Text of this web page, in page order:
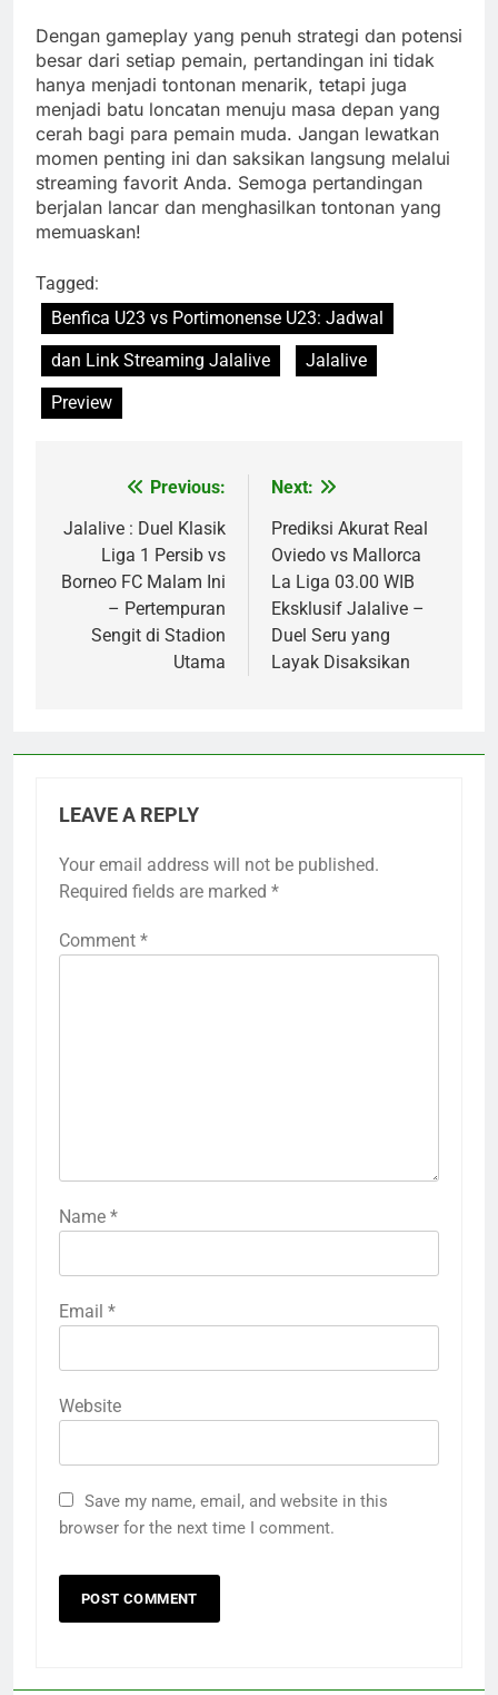
Dengan gameplay yang penuh strategi dan potensi
besar dari setiap pemain, pertandingan ini tidak
hanya menjadi tontonan menarik, tetapi juga
menjadi batu loncatan menuju masa depan yang
cerah bagi para pemain muda. Jangan lewatkan
momen penting ini dan saksikan langsung melalui
streaming favorit Anda. Semoga pertandingan
berjalan lancar dan menghasilkan tontonan yang
memuaskan!
Tagged:
Benfica U23 vs Portimonense U23: Jadwal
dan Link Streaming Jalalive
Jalalive
Preview
navigation
Previous:
Jalalive : Duel Klasik
Liga 1 Persib vs
Borneo FC Malam Ini
– Pertempuran
Sengit di Stadion
Utama
Next:
Prediksi Akurat Real
Oviedo vs Mallorca
La Liga 03.00 WIB
Eksklusif Jalalive –
Duel Seru yang
Layak Disaksikan
LEAVE A REPLY
Your email address will not be published.
Required fields are marked *
Comment *
Name *
Email *
Website
Save my name, email, and website in this
browser for the next time I comment.